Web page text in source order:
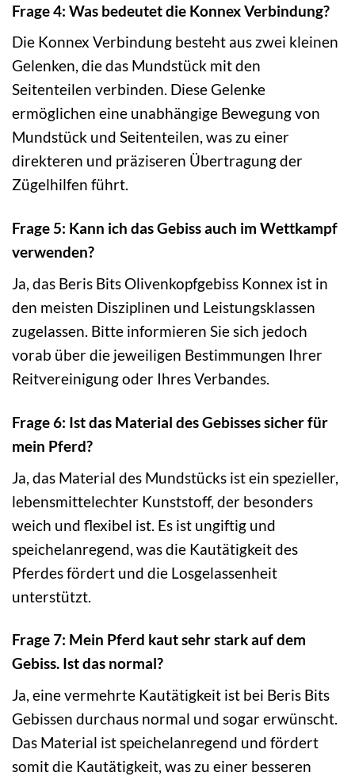
Frage 4: Was bedeutet die Konnex Verbindung?
Die Konnex Verbindung besteht aus zwei kleinen
Gelenken, die das Mundstück mit den
Seitenteilen verbinden. Diese Gelenke
ermöglichen eine unabhängige Bewegung von
Mundstück und Seitenteilen, was zu einer
direkteren und präziseren Übertragung der
Zügelhilfen führt.
Frage 5: Kann ich das Gebiss auch im Wettkampf
verwenden?
Ja, das Beris Bits Olivenkopfgebiss Konnex ist in
den meisten Disziplinen und Leistungsklassen
zugelassen. Bitte informieren Sie sich jedoch
vorab über die jeweiligen Bestimmungen Ihrer
Reitvereinigung oder Ihres Verbandes.
Frage 6: Ist das Material des Gebisses sicher für
mein Pferd?
Ja, das Material des Mundstücks ist ein spezieller,
lebensmittelechter Kunststoff, der besonders
weich und flexibel ist. Es ist ungiftig und
speichelanregend, was die Kautätigkeit des
Pferdes fördert und die Losgelassenheit
unterstützt.
Frage 7: Mein Pferd kaut sehr stark auf dem
Gebiss. Ist das normal?
Ja, eine vermehrte Kautätigkeit ist bei Beris Bits
Gebissen durchaus normal und sogar erwünscht.
Das Material ist speichelanregend und fördert
somit die Kautätigkeit, was zu einer besseren